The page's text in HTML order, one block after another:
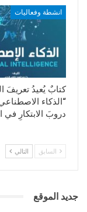
انشطة وفعاليات
كتابٌ يُعيدُ تعريفَ
“الذكاء
دروبَ الابتكارِ في
السابق التالي
جديد الموقع